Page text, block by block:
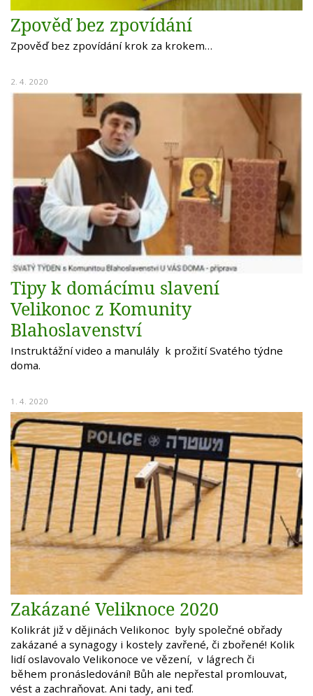
Zpověď bez zpovídání
Zpověď bez zpovídání krok za krokem…
2. 4. 2020
Tipy k domácímu slavení
Velikonoc z Komunity
Blahoslavenství
Instruktážní video a manulály k prožití Svatého týdne
doma.
1. 4. 2020
Zakázané Veliknoce 2020
Kolikrát již v dějinách Velikonoc byly společné obřady
zakázané a synagogy i kostely zavřené, či zbořené! Kolik
lidí oslavovalo Velikonoce ve vězení, v lágrech či
během pronásledování! Bůh ale nepřestal promlouvat,
vést a zachraňovat. Ani tady, ani teď.